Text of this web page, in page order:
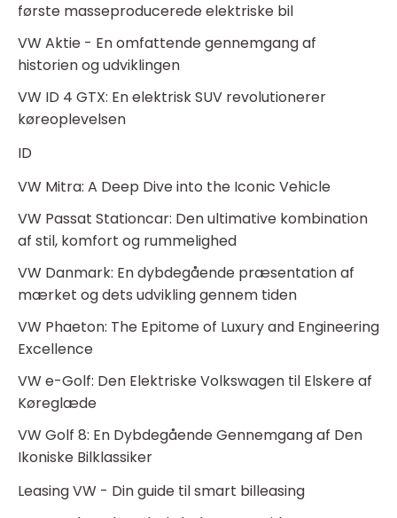
første masseproducerede elektriske bil
VW Aktie - En omfattende gennemgang af
historien og udviklingen
VW ID 4 GTX: En elektrisk SUV revolutionerer
køreoplevelsen
ID
VW Mitra: A Deep Dive into the Iconic Vehicle
VW Passat Stationcar: Den ultimative kombination
af stil, komfort og rummelighed
VW Danmark: En dybdegående præsentation af
mærket og dets udvikling gennem tiden
VW Phaeton: The Epitome of Luxury and Engineering
Excellence
VW e-Golf: Den Elektriske Volkswagen til Elskere af
Køreglæde
VW Golf 8: En Dybdegående Gennemgang af Den
Ikoniske Bilklassiker
Leasing VW - Din guide til smart billeasing